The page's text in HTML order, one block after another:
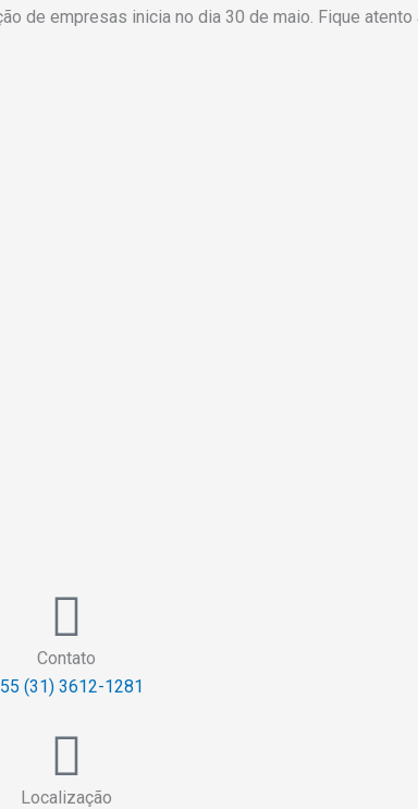
de empresas inicia no dia 30 de maio. Fique
Contato
(31) 3612-1281
Localização